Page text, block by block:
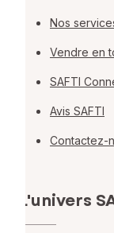
Nos
Vendre en
SAFTI
Avis SAFTI
Contactez-
L'univers